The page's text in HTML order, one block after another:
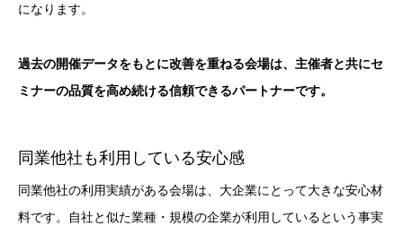
になります。
過去の開催データをもとに改善を重ねる会場は、主催者と共にセ
ミナーの品質を高め続ける信頼できるパートナーです。
同業他社も利用している安心感
同業他社の利用実績がある会場は、大企業にとって大きな安心材
料です。自社と似た業種・規模の企業が利用しているという事実